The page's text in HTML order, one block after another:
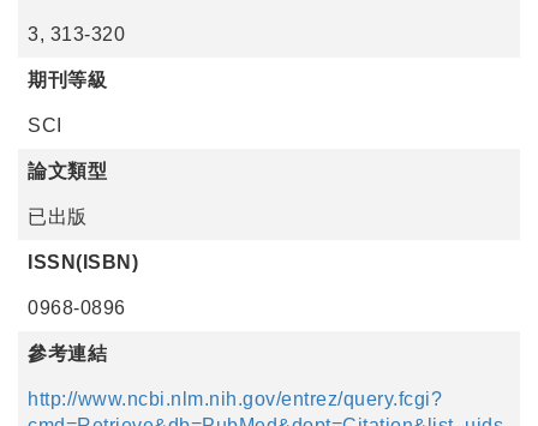
3, 313-320
期刊等級
SCI
論文類型
已出版
ISSN(ISBN)
0968-0896
參考連結
http://www.ncbi.nlm.nih.gov/entrez/query.fcgi?